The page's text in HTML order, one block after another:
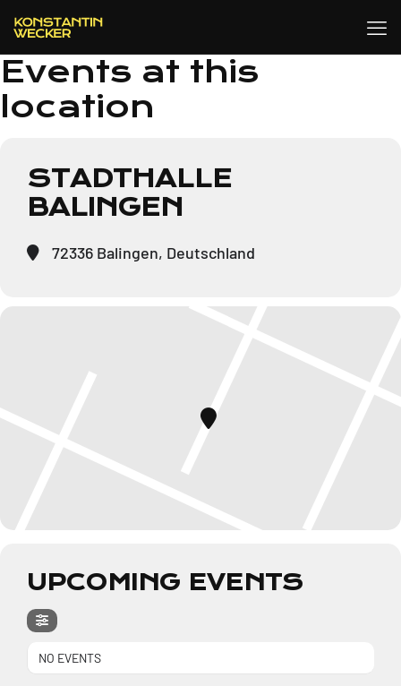
Events at this
location
STADTHALLE
BALINGEN
72336 Balingen, Deutschland
UPCOMING EVENTS
NO EVENTS